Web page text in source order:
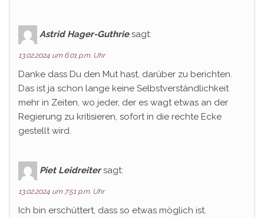
Astrid Hager-Guthrie sagt:
13.02.2024 um 6:01 p.m. Uhr
Danke dass Du den Mut hast, darüber zu berichten.
Das ist ja schon lange keine Selbstverständlichkeit
mehr in Zeiten, wo jeder, der es wagt etwas an der
Regierung zu kritisieren, sofort in die rechte Ecke
gestellt wird.
Piet Leidreiter sagt:
13.02.2024 um 7:51 p.m. Uhr
Ich bin erschüttert, dass so etwas möglich ist.